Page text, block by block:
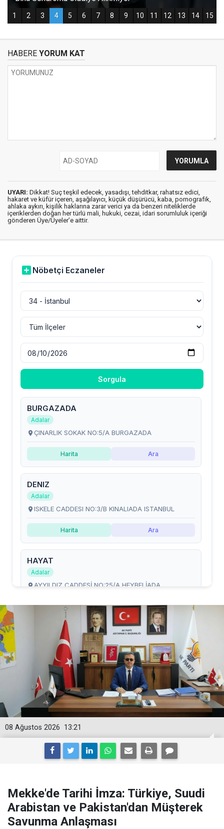
HABERE YORUM KAT
UYARI: Dikkat! Suç teşkil edecek, yasadışı, tehditkar, rahatsız edici,
hakaret ve küfür içeren, aşağılayıcı, küçük düşürücü, kaba, pornografik,
ahlaka aykırı, kişilik haklarına zarar verici ya da benzeri niteliklerde
içeriklerden doğan her türlü mali, hukuki, cezai, idari sorumluluk içeriği
gönderen Üye/Üyeler’e aittir.
13:21
08 Ağustos 2026
Mekke'de Tarihi İmza: Türkiye, Suudi
Arabistan ve Pakistan'dan Müşterek
Savunma Anlaşması